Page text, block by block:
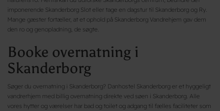
imponerende Skanderborg Slot eller tage en dagstur til Skanderborg og Ry.
Mange gæster fortæller, at et ophold på Skanderborg Vandrehjem gav dem
den ro og genopladning, de søgte.
Booke overnatning i
Skanderborg
Søger du overnatning i Skanderborg? Danhostel Skanderborg er et hyggeligt
vandrerhjem med billig overnatning direkte ved søen i Skanderborg. Alle
vores hytter og værelser har bad og toilet og adgang til fælles faciliteter som